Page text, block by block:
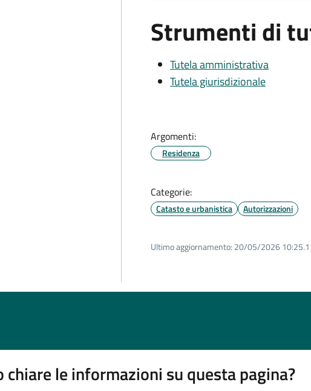
Strumenti di
Tutela amministrativa
Tutela giurisdizionale
Argomenti:
Residenza
Categorie:
Catasto e urbanistica Autorizzazioni
Ultimo aggiornamento: 20/05/2026
chiare le informazioni su questa pagina?